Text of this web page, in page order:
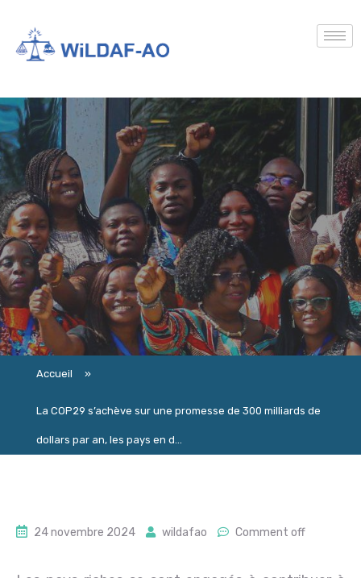
Accueil »
La COP29 s’achève sur une promesse de 300 milliards de
dollars par an, les pays en d...
24 novembre 2024 wildafao Comment off